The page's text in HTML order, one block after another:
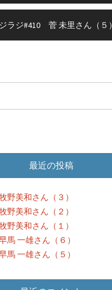
ラジ#410 菅 未里さん（５）
最近の投稿
野美和さん（３）
野美和さん（２）
野美和さん（１）
馬 一雄さん（６）
馬 一雄さん（５）